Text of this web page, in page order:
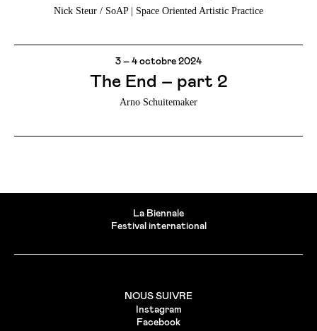
Nick Steur / SoAP | Space Oriented Artistic Practice
3 – 4 octobre 2024
The End – part 2
Arno Schuitemaker
La Biennale
Festival international
NOUS SUIVRE
Instagram
Facebook